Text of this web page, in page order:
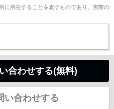
に所在することを表すものであり、実際の
合わせする(無料)
い合わせする